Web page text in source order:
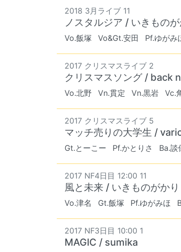
2018 3月ライブ 11
ノスタルジア / いきものが
Vo.飯塚 Vo&Gt.安田 Pf.ゆがみ
2017 クリスマスライブ 2
クリスマスソング / back
Vo.北野 Vn.貫定 Vn.黒岩 Vc.
2017 クリスマスライブ 5
マッチ売りの大学生 /
Gt.とーこー Pf.かとりさ Ba.談
2017 NF4日目 12:00 11
風と未来 / いきものがかり
Vo.津名 Gt.飯塚 Pf.ゆがみほ
2017 NF3日目 10:00 1
MAGIC / sumika